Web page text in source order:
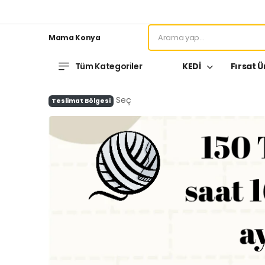
Mama Konya
Tüm Kategoriler KEDİ Fırsat
Teslimat Bölgesi Seç